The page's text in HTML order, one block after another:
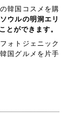
韓国コスメを購
ウルの明洞エリ
とができます。
ォトジェニック
国グルメを片手